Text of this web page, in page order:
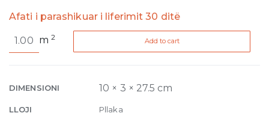
Afati i parashikuar i liferimit 30 ditë
3
m2 Add to cart
DIMENSIONI 10 × 3 × 27.5 cm
LLOJI Pllaka